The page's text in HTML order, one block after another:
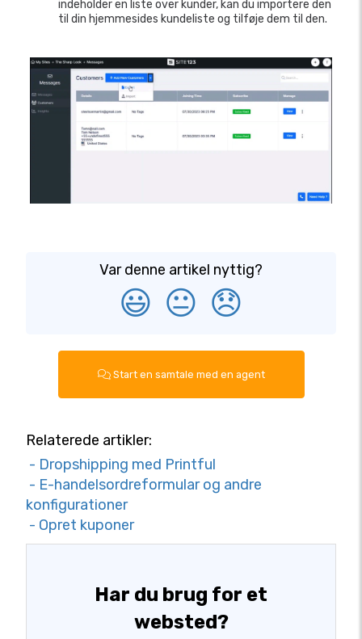
indeholder en liste over kunder, kan du importere den
til din hjemmesides kundeliste og tilføje dem til den.
Var denne artikel nyttig?
😃 😐 😞
Start en samtale med en agent
Relaterede artikler:
- Dropshipping med Printful
- E-handelsordreformular og andre
konfigurationer
- Opret kuponer
Har du brug for et
websted?